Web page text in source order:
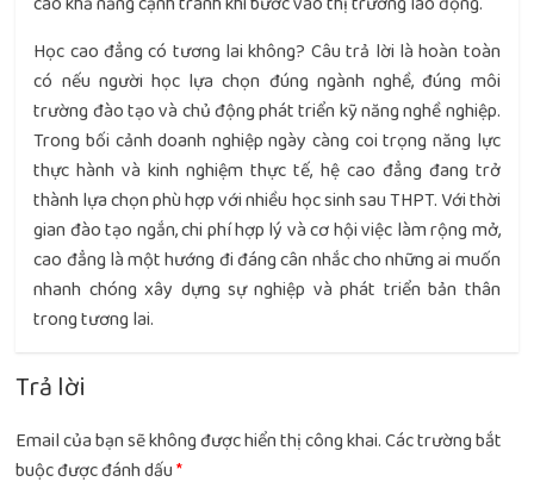
Học cao đẳng có tương lai không? Câu trả lời là hoàn toàn
có nếu người học lựa chọn đúng ngành nghề, đúng môi
trường đào tạo và chủ động phát triển kỹ năng nghề nghiệp.
Trong bối cảnh doanh nghiệp ngày càng coi trọng năng lực
thực hành và kinh nghiệm thực tế, hệ cao đẳng đang trở
thành lựa chọn phù hợp với nhiều học sinh sau THPT. Với thời
gian đào tạo ngắn, chi phí hợp lý và cơ hội việc làm rộng mở,
cao đẳng là một hướng đi đáng cân nhắc cho những ai muốn
nhanh chóng xây dựng sự nghiệp và phát triển bản thân
trong tương lai.
Trả lời
Email của bạn sẽ không được hiển thị công khai.Các trường bắt
buộc được đánh dấu*